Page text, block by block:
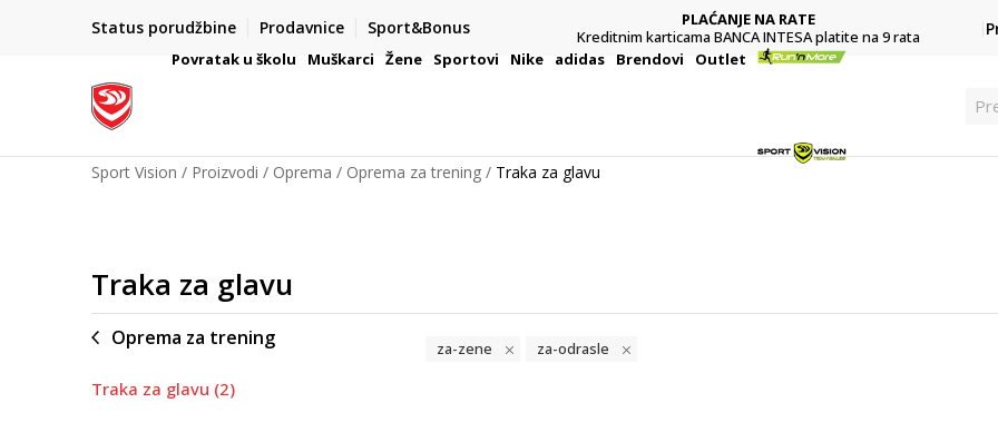
Status porudžbine Prodavnice Sport&Bonus
VAŽNO OBAVEŠTENJE ZA POTROŠAČE
PLAĆANJE NA RATE
Kreditnim karticama BANCA INTESA platite na 9 rata
Povratak u školu Muškarci Žene Sportovi Nike adidas Brendovi Outlet
Sport Vision Proizvodi Oprema Oprema za trening Traka za glavu
Traka za glavu
Oprema za trening
Traka za glavu (2)
za-zene za-odrasle